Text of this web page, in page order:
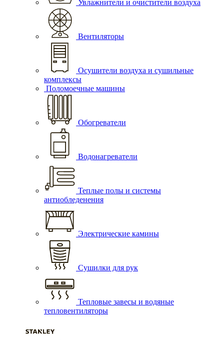
Увлажнители и очистители воздуха
Вентиляторы
Осушители воздуха и сушильные
комплексы
Поломоечные машины
Обогреватели
Водонагреватели
Теплые полы и системы
антиобледенения
Электрические камины
Сушилки для рук
Тепловые завесы и водяные
тепловентиляторы